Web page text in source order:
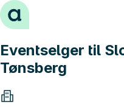
Hopp til innhold
Eventselger til
Tønsberg